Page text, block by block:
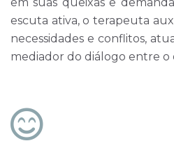
escuta ativa, o terapeuta
necessidades e conflitos,
mediador do diálogo entre o